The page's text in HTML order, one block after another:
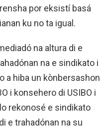
por eksistí basá
ku no ta igual.
na altura di e
na e sindikato i
a hiba un kònbersashon
i konsehero di USIBO i
rekonosé e sindikato
e trahadónan na su